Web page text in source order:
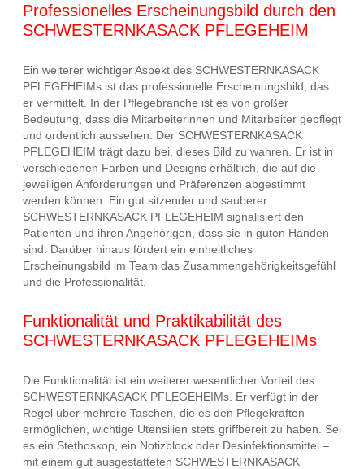
Professionelles Erscheinungsbild durch den
SCHWESTERNKASACK PFLEGEHEIM
Ein weiterer wichtiger Aspekt des SCHWESTERNKASACK
PFLEGEHEIMs ist das professionelle Erscheinungsbild, das
er vermittelt. In der Pflegebranche ist es von großer
Bedeutung, dass die Mitarbeiterinnen und Mitarbeiter gepflegt
und ordentlich aussehen. Der SCHWESTERNKASACK
PFLEGEHEIM trägt dazu bei, dieses Bild zu wahren. Er ist in
verschiedenen Farben und Designs erhältlich, die auf die
jeweiligen Anforderungen und Präferenzen abgestimmt
werden können. Ein gut sitzender und sauberer
SCHWESTERNKASACK PFLEGEHEIM signalisiert den
Patienten und ihren Angehörigen, dass sie in guten Händen
sind. Darüber hinaus fördert ein einheitliches
Erscheinungsbild im Team das Zusammengehörigkeitsgefühl
und die Professionalität.
Funktionalität und Praktikabilität des
SCHWESTERNKASACK PFLEGEHEIMs
Die Funktionalität ist ein weiterer wesentlicher Vorteil des
SCHWESTERNKASACK PFLEGEHEIMs. Er verfügt in der
Regel über mehrere Taschen, die es den Pflegekräften
ermöglichen, wichtige Utensilien stets griffbereit zu haben. Sei
es ein Stethoskop, ein Notizblock oder Desinfektionsmittel –
mit einem gut ausgestatteten SCHWESTERNKASACK